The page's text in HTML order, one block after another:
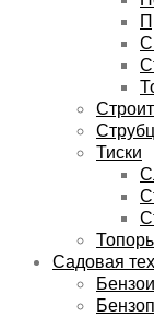
Тиски
Садовая